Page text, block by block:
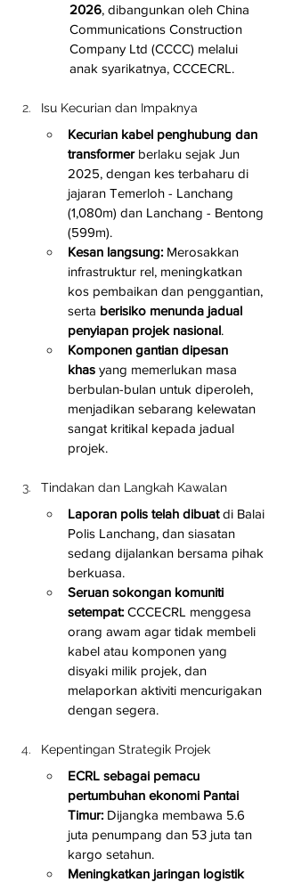
2026, dibangunkan oleh China
Communications Construction
Company Ltd (CCCC) melalui
anak syarikatnya, CCCECRL.
Isu Kecurian dan Impaknya
Kecurian kabel penghubung dan
transformer berlaku sejak Jun
2025, dengan kes terbaharu di
jajaran Temerloh - Lanchang
(1,080m) dan Lanchang - Bentong
(599m).
Kesan langsung: Merosakkan
infrastruktur rel, meningkatkan
kos pembaikan dan penggantian,
serta berisiko menunda jadual
penyiapan projek nasional.
Komponen gantian dipesan
khas yang memerlukan masa
berbulan-bulan untuk diperoleh,
menjadikan sebarang kelewatan
sangat kritikal kepada jadual
projek.
Tindakan dan Langkah Kawalan
Laporan polis telah dibuat di Balai
Polis Lanchang, dan siasatan
sedang dijalankan bersama pihak
berkuasa.
Seruan sokongan komuniti
setempat: CCCECRL menggesa
orang awam agar tidak membeli
kabel atau komponen yang
disyaki milik projek, dan
melaporkan aktiviti mencurigakan
dengan segera.
Kepentingan Strategik Projek
ECRL sebagai pemacu
pertumbuhan ekonomi Pantai
Timur: Dijangka membawa 5.6
juta penumpang dan 53 juta tan
kargo setahun.
Meningkatkan jaringan logistik